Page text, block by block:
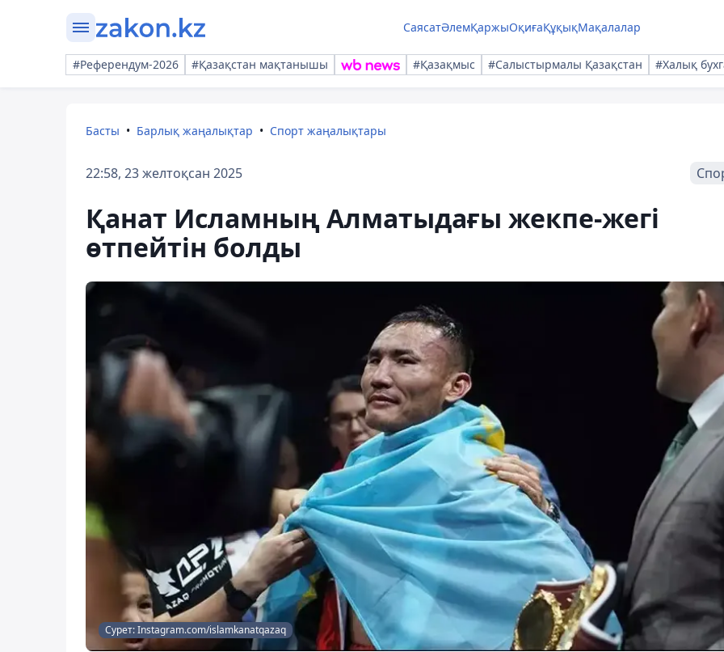
СаясатӘлемҚаржыОқиғаҚұқықМақалалар
#Референдум-2026 #Қазақстан мақтанышы #Қазақмыс #Салыстырмалы Қазақстан #Халық
Басты Барлық жаңалықтар Спорт жаңалықтары
22:58, 23 желтоқсан 2025
Қанат Исламның Алматыдағы жекпе-жегі
өтпейтін болды
Сурет: Instagram.com/islamkanatqazaq